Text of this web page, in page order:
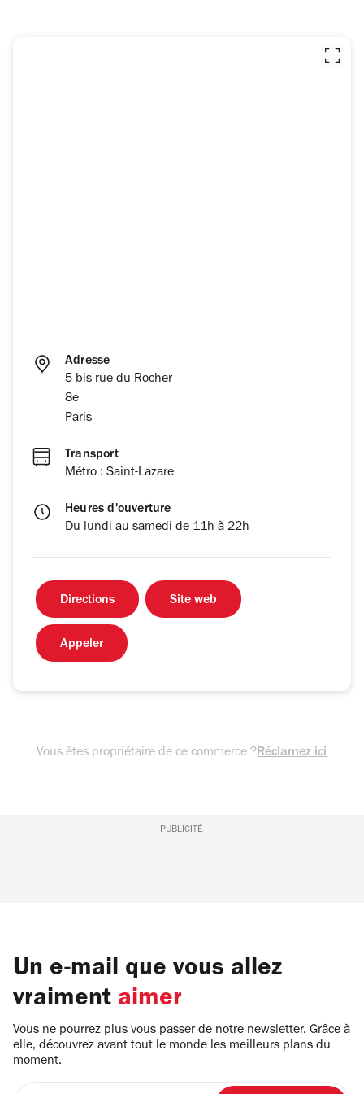
Adresse
5 bis rue du Rocher
8e
Paris
Transport
Métro : Saint-Lazare
Heures d'ouverture
Du lundi au samedi de 11h à 22h
Directions Site web
Appeler
Vous êtes propriétaire de ce commerce ?Réclamez ici
PUBLICITÉ
Un e-mail que vous allez
vraiment aimer
Vous ne pourrez plus vous passer de notre newsletter. Grâce à
elle, découvrez avant tout le monde les meilleurs plans du
moment.